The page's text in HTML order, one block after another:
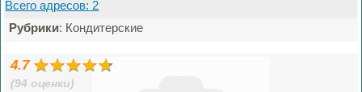
Всего адресов: 2
Рубрики: Кондитерские
4.7
(94 оценки)